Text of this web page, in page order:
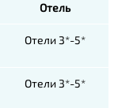
Отель
Отели 3*-5*
Отели 3*-5*